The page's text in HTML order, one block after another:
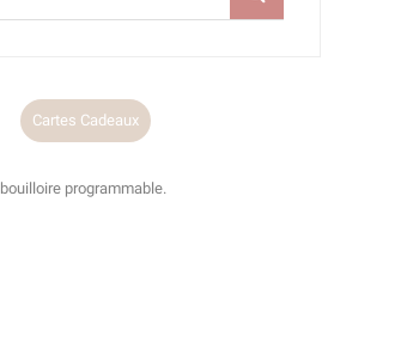
Cartes Cadeaux
programmable.